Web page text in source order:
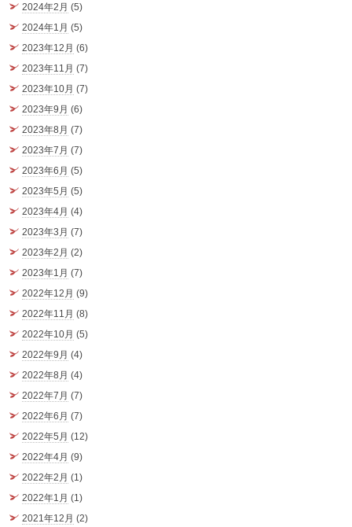
2024年2月 (5)
2024年1月 (5)
2023年12月 (6)
2023年11月 (7)
2023年10月 (7)
2023年9月 (6)
2023年8月 (7)
2023年7月 (7)
2023年6月 (5)
2023年5月 (5)
2023年4月 (4)
2023年3月 (7)
2023年2月 (2)
2023年1月 (7)
2022年12月 (9)
2022年11月 (8)
2022年10月 (5)
2022年9月 (4)
2022年8月 (4)
2022年7月 (7)
2022年6月 (7)
2022年5月 (12)
2022年4月 (9)
2022年2月 (1)
2022年1月 (1)
2021年12月 (2)